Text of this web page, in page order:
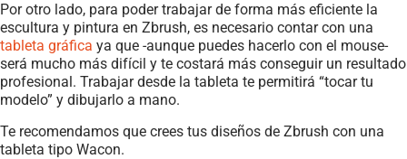
Por otro lado, para poder trabajar de forma más eficiente la
escultura y pintura en Zbrush, es necesario contar con una
tableta gráfica ya que -aunque puedes hacerlo con el mouse-
será mucho más difícil y te costará más conseguir un resultado
profesional. Trabajar desde la tableta te permitirá “tocar tu
modelo” y dibujarlo a mano.
Te recomendamos que crees tus diseños de Zbrush con una
tableta tipo Wacon.